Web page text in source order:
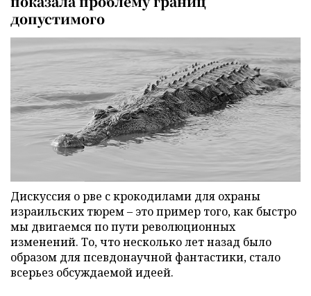
допустимого
Дискуссия о рве с крокодилами для охраны
израильских тюрем – это пример того, как быстро
мы двигаемся по пути революционных
изменений. То, что несколько лет назад было
образом для псевдонаучной фантастики, стало
всерьез обсуждаемой идеей.